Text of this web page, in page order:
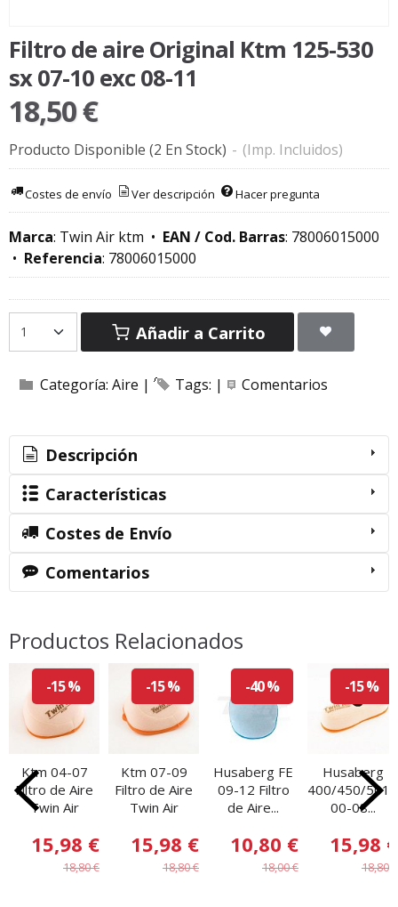
Filtro de aire Original Ktm 125-530
sx 07-10 exc 08-11
18,50 €
Producto Disponible (2 En Stock) - (Imp. Incluidos)
Costes de envío Ver descripción Hacer pregunta
Marca: Twin Air ktm • EAN / Cod. Barras: 78006015000
• Referencia: 78006015000
Añadir a Carrito
Categoría: Aire | Tags: | Comentarios
Descripción
Características
Costes de Envío
Comentarios
Productos Relacionados
-15 %
Ktm 04-07
Filtro de Aire
Twin Air
15,98 €
18,80 €
-15 %
Ktm 07-09
Filtro de Aire
Twin Air
15,98 €
18,80 €
-40 %
Husaberg FE
09-12 Filtro
de Aire...
10,80 €
18,00 €
-15 %
Husaberg
400/450/
00-08...
15,98 €
18,80 €